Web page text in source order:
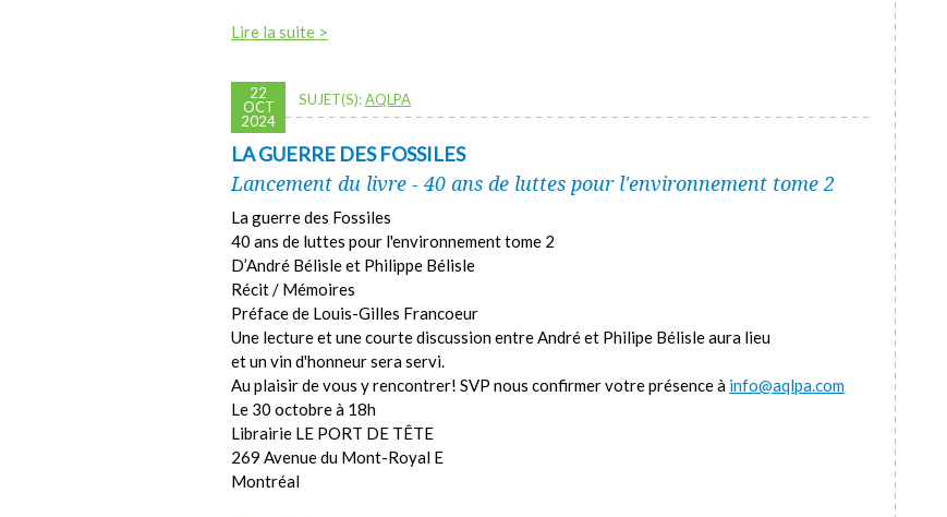
Lire la suite >
22
OCT
2024
SUJET(S):AQLPA
LA GUERRE DES FOSSILES
Lancement du livre - 40 ans de luttes pour l'environnement tome 2
La guerre des Fossiles
40 ans de luttes pour l'environnement tome 2
D’André Bélisle et Philippe Bélisle
Récit / Mémoires
Préface de Louis-Gilles Francoeur
Une lecture et une courte discussion entre André et Philipe Bélisle aura lieu
et un vin d'honneur sera servi.
Au plaisir de vous y rencontrer! SVP nous confirmer votre présence à info@aqlpa.com
Le 30 octobre à 18h
Librairie LE PORT DE TÊTE
269 Avenue du Mont-Royal E
Montréal